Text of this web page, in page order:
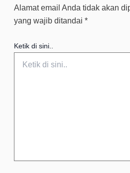
Alamat email Anda tidak akan
yang wajib ditandai *
Ketik di sini..